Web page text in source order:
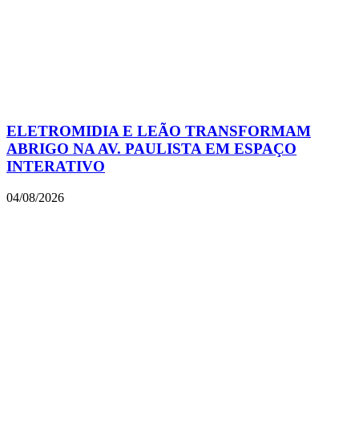
ELETROMIDIA E LEÃO TRANSFORMAM
ABRIGO NA AV. PAULISTA EM ESPAÇO
INTERATIVO
04/08/2026